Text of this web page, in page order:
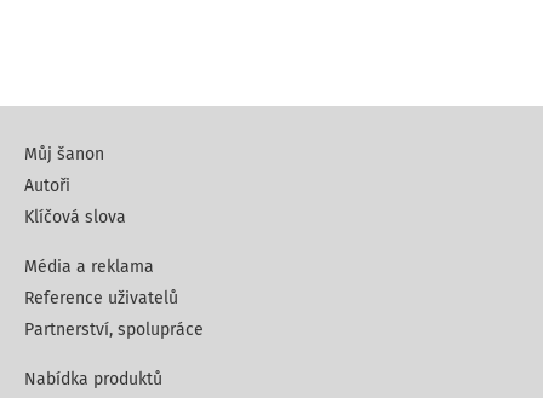
Můj šanon
Autoři
Klíčová slova
Média a reklama
Reference uživatelů
Partnerství, spolupráce
Nabídka produktů